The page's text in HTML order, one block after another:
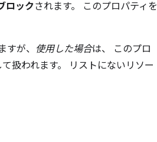
ロックされます。 このプロパティを
が、 使用した場合は、 このプロ
扱われます。 リストにないリソー